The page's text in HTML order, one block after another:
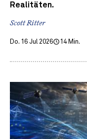
Realitäten.
Scott Ritter
Do. 16 Jul 2026 14 Min.